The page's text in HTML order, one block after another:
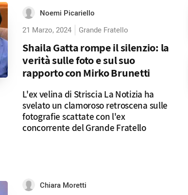
Noemi Picariello
21 Marzo, 2024
Grande Fratello
Shaila Gatta rompe il silenzio: la
verità sulle foto e sul suo
rapporto con Mirko Brunetti
L'ex velina di Striscia La Notizia ha
svelato un clamoroso retroscena sulle
fotografie scattate con l'ex
concorrente del Grande Fratello
Chiara Moretti